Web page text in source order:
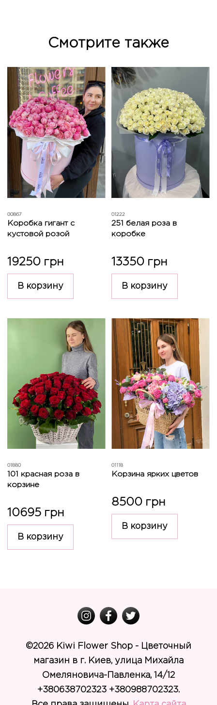
Смотрите также
00867
Коробка гигант с
кустовой розой
19250 грн
В корзину
01222
251 белая роза в
коробке
13350 грн
В корзину
01880
101 красная роза в
корзине
10695 грн
В корзину
01118
Корзина ярких цветов
8500 грн
В корзину
©2026 Kiwi Flower Shop - Цветочный
магазин в г. Киев, улица Михайла
Омеляновича-Павленка, 14/12
+380638702323 +380988702323.